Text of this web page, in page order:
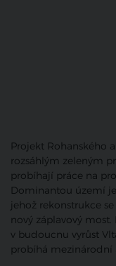
Projekt Rohanského
rozsáhlým zeleným
probíhají práce na
Dominantou území
jehož rekonstrukce
nový záplavový
v budoucnu vyrůst
probíhá mezinárodní